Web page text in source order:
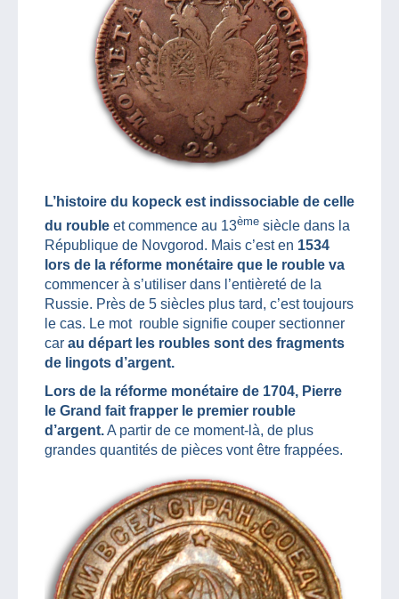
L’histoire du kopeck est indissociable de celle
du rouble et commence au 13ème siècle dans la
République de Novgorod. Mais c’est en 1534
lors de la réforme monétaire que le rouble va
commencer à s’utiliser dans l’entièreté de la
Russie. Près de 5 siècles plus tard, c’est toujours
le cas. Le mot rouble signifie couper sectionner
car au départ les roubles sont des fragments
de lingots d’argent.
Lors de la réforme monétaire de 1704, Pierre
le Grand fait frapper le premier rouble
d’argent.A partir de ce moment-là, de plus
grandes quantités de pièces vont être frappées.